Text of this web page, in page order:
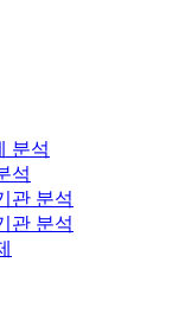
분석
석
관 분석
관 분석